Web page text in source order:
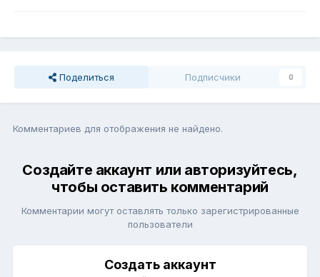
Поделиться Подписчики 0
Комментариев для отображения не найдено.
Создайте аккаунт или авторизуйтесь,
чтобы оставить комментарий
Комментарии могут оставлять только зарегистрированные
пользователи
Создать аккаунт